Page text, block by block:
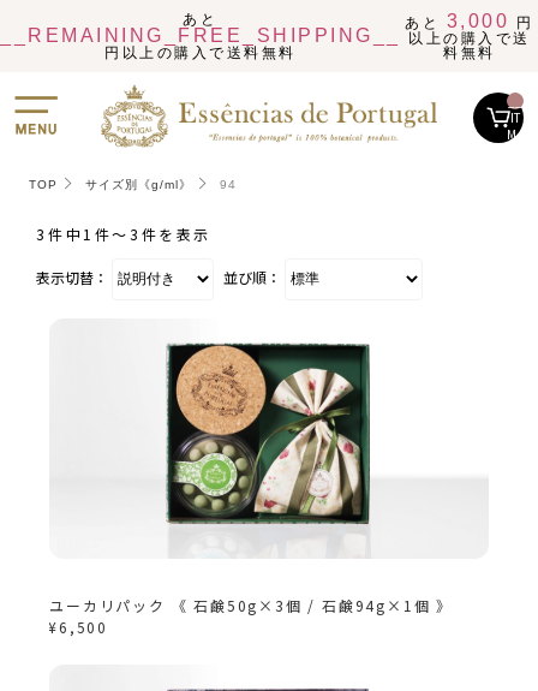
あと
__REMAINING_FREE_SHIPPING__
円以上の購入で送料無料
あと 3,000
円
以上の購入で送
料無料
__
IT
M_
TOP サイズ別《g/ml》 94
表示切替： 並び順：
3件中1件〜3件を表示
ユーカリパック 《 石鹸50g×3個 / 石鹸94g×1個 》
¥6,500